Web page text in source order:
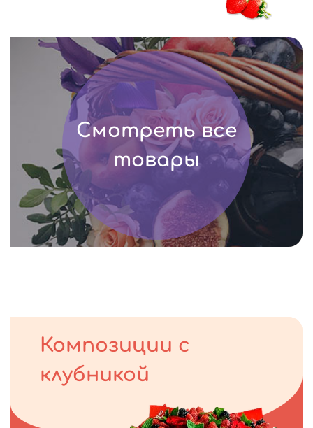
Смотреть все
товары
Композиции с
клубникой